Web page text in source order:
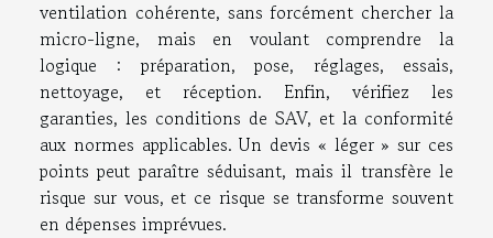
ventilation cohérente, sans forcément chercher la
micro-ligne, mais en voulant comprendre la
logique : préparation, pose, réglages, essais,
nettoyage, et réception. Enfin, vérifiez les
garanties, les conditions de SAV, et la conformité
aux normes applicables. Un devis « léger » sur ces
points peut paraître séduisant, mais il transfère le
risque sur vous, et ce risque se transforme souvent
en dépenses imprévues.